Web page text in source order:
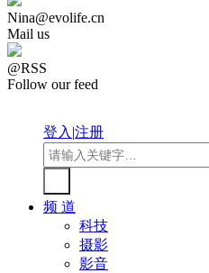
Nina@evolife.cn
Mail us
@RSS
Follow our feed
登入|注册
频 道
科技
摄影
影音